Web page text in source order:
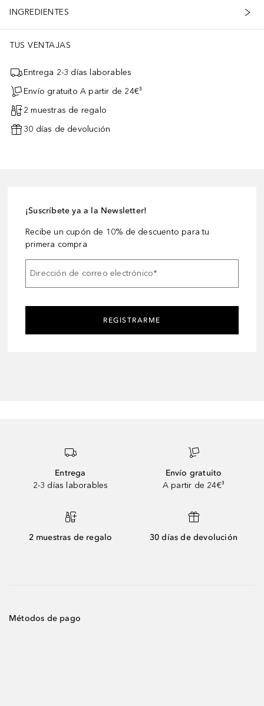
INGREDIENTES
TUS VENTAJAS
Entrega 2-3 días laborables
Envío gratuito A partir de 24€³
2 muestras de regalo
30 días de devolución
¡Suscríbete ya a la Newsletter!
Recibe un cupón de 10% de descuento para tu
primera compra
Dirección de correo electrónico*
REGISTRARME
Entrega
2-3 días laborables
Envío gratuito
A partir de 24€³
2 muestras de regalo 30 días de devolución
Métodos de pago